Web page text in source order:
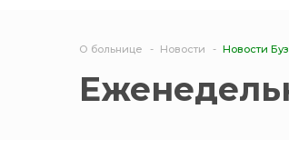
О больнице Новости Новости